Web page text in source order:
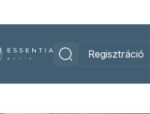
Regisztráció